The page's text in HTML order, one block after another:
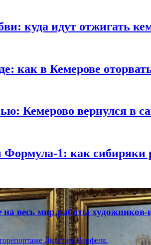
куда идут отжигать
как в Кемерове
Кемерово вернулся
1: как сибиряки
на весь мир работы художников-
Дмитрия Верфеля.